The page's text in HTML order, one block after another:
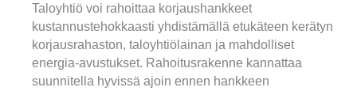
Taloyhtiö voi rahoittaa korjaushankkeet
kustannustehokkaasti yhdistämällä etukäteen kerätyn
korjausrahaston, taloyhtiölainan ja mahdolliset
energia-avustukset. Rahoitusrakenne kannattaa
suunnitella hyvissä ajoin ennen hankkeen